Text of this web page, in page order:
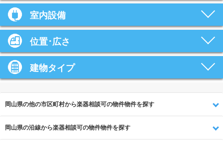
室内設備
位置･広さ
建物タイプ
岡山県の他の市区町村から楽器相談可の物件物件を探す
岡山県の沿線から楽器相談可の物件物件を探す